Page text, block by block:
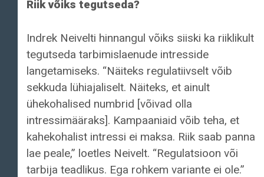
Riik võiks tegutseda?
Indrek Neivelti hinnangul võiks siiski ka riiklikult
tegutseda tarbimislaenude intresside
langetamiseks. “Näiteks regulatiivselt võib
sekkuda lühiajaliselt. Näiteks, et ainult
ühekohalised numbrid [võivad olla
intressimääraks]. Kampaaniaid võib teha, et
kahekohalist intressi ei maksa. Riik saab panna
lae peale,” loetles Neivelt. “Regulatsioon või
tarbija teadlikus. Ega rohkem variante ei ole.”